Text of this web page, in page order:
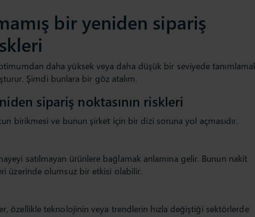
bir yeniden sipariş
daha yüksek veya daha düşük bir seviyede
Şimdi bunlara bir göz atalım.
sipariş noktasının riskleri
birikmesi ve bunun şirket için bir dizi soruna yol açmasıdır.
satılmayan ürünlere bağlamak anlamına gelir. Bunun nakit
üzerinde olumsuz bir etkisi olabilir.
özellikle teknolojinin veya trendlerin hızla değiştiği sektörlerde